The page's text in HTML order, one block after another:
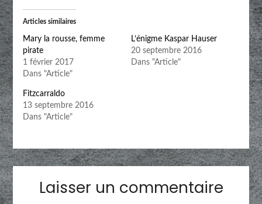
Articles similaires
Mary la rousse, femme
pirate
1 février 2017
Dans "Article"
L’énigme Kaspar Hauser
20 septembre 2016
Dans "Article"
Fitzcarraldo
13 septembre 2016
Dans "Article"
Laisser un commentaire